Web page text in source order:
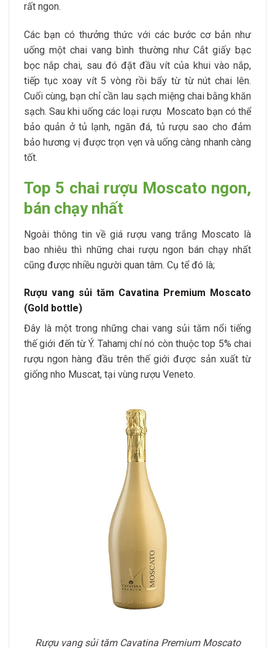
rất ngon.
Các bạn có thưởng thức với các bước cơ bản như
uống một chai vang bình thường như Cắt giấy bạc
bọc nắp chai, sau đó đặt đầu vít của khui vào nắp,
tiếp tục xoay vít 5 vòng rồi bẩy từ từ nút chai lên.
Cuối cùng, bạn chỉ cần lau sạch miệng chai bằng khăn
sạch. Sau khi uống các loại rượu Moscato bạn có thể
bảo quản ở tủ lạnh, ngăn đá, tủ rượu sao cho đảm
bảo hương vị được trọn vẹn và uống càng nhanh càng
tốt.
Top 5 chai rượu Moscato ngon,
bán chạy nhất
Ngoài thông tin về giá rượu vang trắng Moscato là
bao nhiêu thì những chai rượu ngon bán chạy nhất
cũng được nhiều người quan tâm. Cụ tể đó là;
Rượu vang sủi tăm Cavatina Premium Moscato
(Gold bottle)
Đây là một trong những chai vang sủi tăm nổi tiếng
thế giới đến từ Ý. Tahamj chí nó còn thuộc top 5% chai
rượu ngon hàng đầu trên thế giới được sản xuất từ
giống nho Muscat, tại vùng rượu Veneto.
Rượu vang sủi tăm Cavatina Premium Moscato